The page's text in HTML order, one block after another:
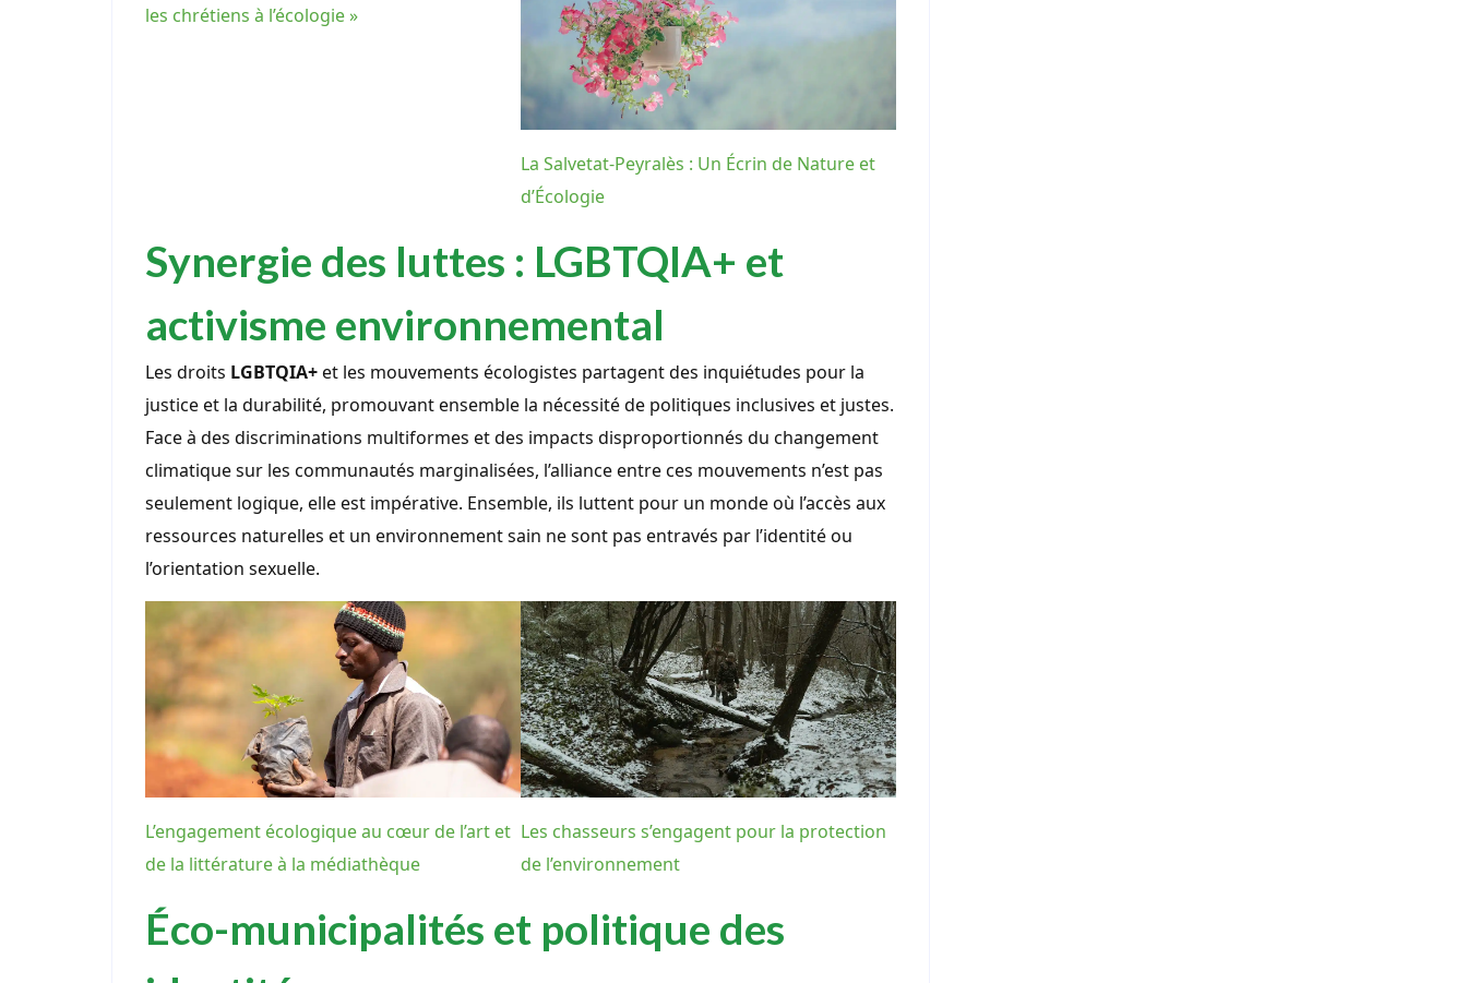
les chrétiens à l’écologie »
La Salvetat-Peyralès : Un Écrin de Nature et
d’Écologie
Synergie des luttes : LGBTQIA+ et
activisme environnemental
Les droits LGBTQIA+et les mouvements écologistes partagent des inquiétudes pour la
justice et la durabilité, promouvant ensemble la nécessité de politiques inclusives et justes.
Face à des discriminations multiformes et des impacts disproportionnés du changement
climatique sur les communautés marginalisées, l’alliance entre ces mouvements n’est pas
seulement logique, elle est impérative. Ensemble, ils luttent pour un monde où l’accès aux
ressources naturelles et un environnement sain ne sont pas entravés par l’identité ou
l’orientation sexuelle.
L’engagement écologique au cœur de l’art et
de la littérature à la médiathèque
Les chasseurs s’engagent pour la protection
de l’environnement
Éco-municipalités et politique des